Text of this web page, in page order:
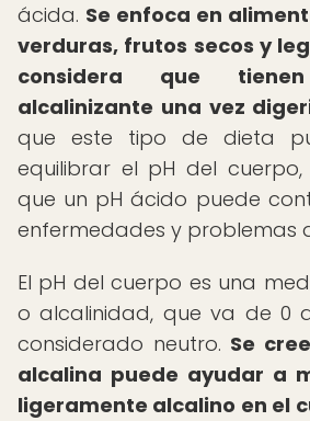
ácida. Se enfoca en
verduras, frutos secos y
considera que
alcalinizante una vez
que este tipo de dieta
equilibrar el pH del
que un pH ácido puede
enfermedades y problemas
El pH del cuerpo es una
o alcalinidad, que va de 0
considerado neutro. Se
alcalina puede ayudar a
ligeramente alcalino en el